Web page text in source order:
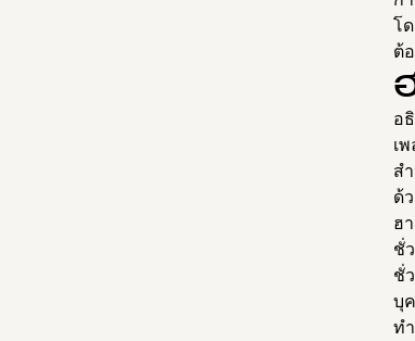
โ
ต้
อ
เ
ส
ด้
ฮ
ชั่
ชั่
บุ
ท